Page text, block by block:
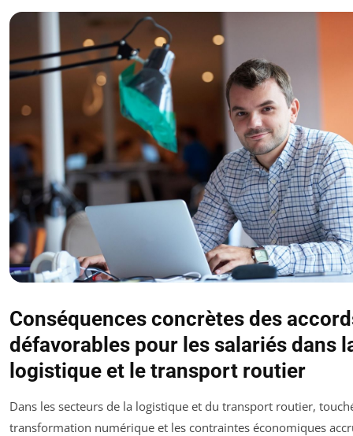
Conséquences concrètes des
défavorables pour les salariés dans
logistique et le transport routier
Dans les secteurs de la logistique et du transport routier,
transformation numérique et les contraintes économiques